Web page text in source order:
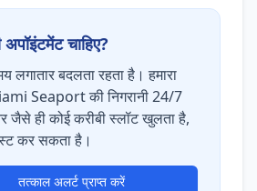
अपॉइंटमेंट चाहिए?
लगातार बदलता रहता है। हमारा
Seaport की निगरानी 24/7
जैसे ही कोई करीबी स्लॉट खुलता है,
कर सकता है।
तत्काल अलर्ट प्राप्त करें